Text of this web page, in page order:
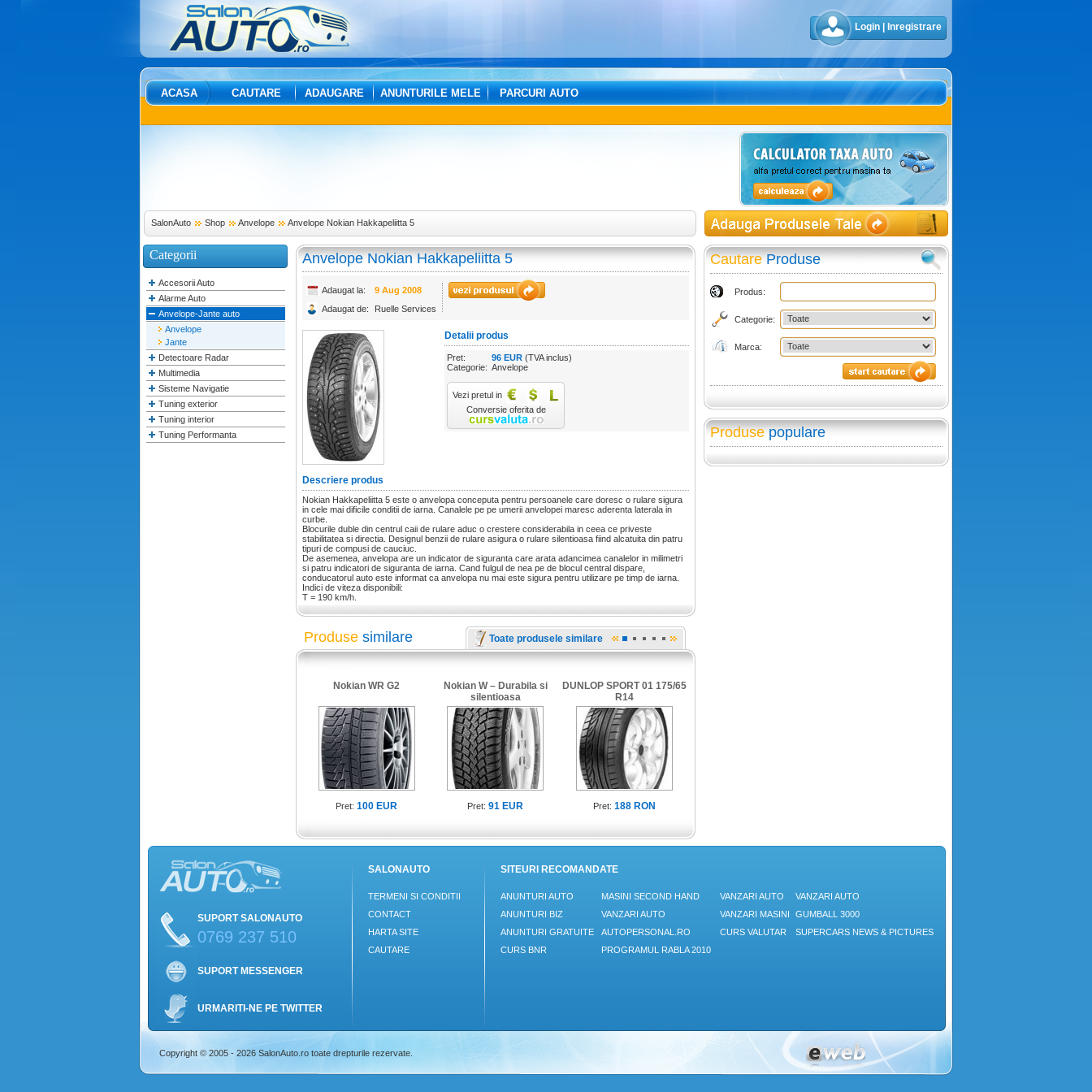
Login Inregistrare
ACASA CAUTARE ADAUGARE ANUNTURILE MELE PARCURI AUTO
SalonAuto Shop Anvelope Anvelope Nokian Hakkapeliitta 5
Categorii
Accesorii Auto
Alarme Auto
Anvelope-Jante auto
Anvelope
Jante
Detectoare Radar
Multimedia
Sisteme Navigatie
Tuning exterior
Tuning interior
Tuning Performanta
Anvelope Nokian Hakkapeliitta 5
Adaugat la:
9 Aug 2008
Adaugat de:
Ruelle Services
Detalii produs
Pret: 96 EUR (TVA inclus)
Categorie: Anvelope
Vezi pretul in
Conversie oferita de
Descriere produs
Nokian Hakkapeliitta 5 este o anvelopa conceputa pentru persoanele care doresc o rulare sigura
in cele mai dificile conditii de iarna. Canalele pe pe umerii anvelopei maresc aderenta laterala in
curbe.
Blocurile duble din centrul caii de rulare aduc o crestere considerabila in ceea ce priveste
stabilitatea si directia. Designul benzii de rulare asigura o rulare silentioasa fiind alcatuita din patru
tipuri de compusi de cauciuc.
De asemenea, anvelopa are un indicator de siguranta care arata adancimea canalelor in milimetri
si patru indicatori de siguranta de iarna. Cand fulgul de nea pe de blocul central dispare,
conducatorul auto este informat ca anvelopa nu mai este sigura pentru utilizare pe timp de iarna.
Indici de viteza disponibili:
T = 190 km/h.
Produse similare Toate produsele similare
Nokian WR G2
Pret: 100 EUR
Nokian W – Durabila si
silentioasa
Pret: 91 EUR
DUNLOP SPORT 01 175/65
R14
Pret: 188 RON
CautareProduse
Produs:
Categorie:
Marca:
Produsepopulare
SUPORT SALONAUTO
0769 237 510
SUPORT MESSENGER
URMARITI-NE PE TWITTER
SALONAUTO
TERMENI SI CONDITII
CONTACT
HARTA SITE
CAUTARE
SITEURI RECOMANDATE
ANUNTURI AUTO
ANUNTURI BIZ
ANUNTURI GRATUITE
CURS BNR
MASINI SECOND HAND
VANZARI AUTO
AUTOPERSONAL.RO
PROGRAMUL RABLA 2010
VANZARI AUTO
VANZARI MASINI
CURS VALUTAR
VANZARI AUTO
GUMBALL 3000
SUPERCARS NEWS & PICTURES
Copyright © 2005 - 2026 SalonAuto.ro toate drepturile rezervate.